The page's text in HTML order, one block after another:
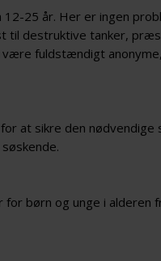
25 år. Her er ingen
til destruktive tanker,
fuldstændigt
at sikre den
børn og unge i alderen